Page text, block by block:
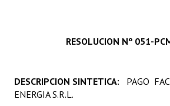
Constitución Nacional
RESOLUCION Nº 051-
DESCRIPCION SINTETICA: PAGO
ENERGIA S.R.L.